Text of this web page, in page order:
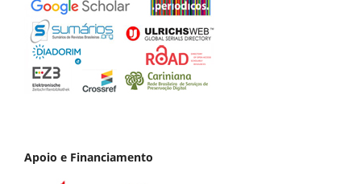
Apoio e Financiamento